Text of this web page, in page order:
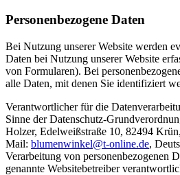
Personenbezogene Daten
Bei Nutzung unserer Website werden
Daten bei Nutzung unserer Website
von Formularen). Bei
alle Daten, mit denen Sie identifiziert
Verantwortlicher für die
Sinne der Datenschutz-
Holzer, Edelweißstraße 10, 82494
Mail: blumenwinkel@t-online.de,
Verarbeitung von personenbezogenen
genannte Websitebetreiber